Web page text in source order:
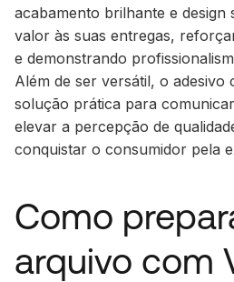
acabamento brilhante e design
valor às suas entregas,
e demonstrando
Além de ser versátil, o adesivo
solução prática para
elevar a percepção de
conquistar o consumidor pela
Como
arquivo com